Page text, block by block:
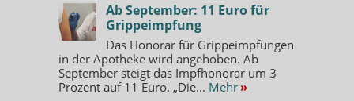
Ab September: 11 Euro für
Grippeimpfung
Das Honorar für Grippeimpfungen
in der Apotheke wird angehoben. Ab
September steigt das Impfhonorar um 3
Prozent auf 11 Euro. „Die... Mehr »